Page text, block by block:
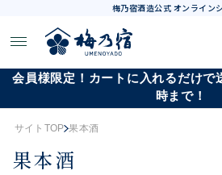
梅乃宿酒造公式 オンライン
会員様限定！カートに入れるだけで
時まで！
サイトTOP 果本酒
果本酒